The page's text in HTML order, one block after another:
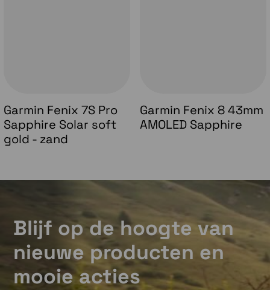
Garmin Fenix 7S Pro
Sapphire Solar soft
gold - zand
Garmin Fenix 8 43mm
AMOLED Sapphire
Blijf op de hoogte van
nieuwe producten en
mooie acties